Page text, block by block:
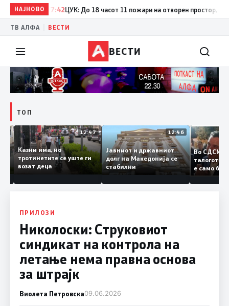
НАЈНОВО
17:42 ЦУК: До 18 часот 11 пожари на отворен простор, од кои
ТВ АЛФА ВЕСТИ
ВЕСТИ
ТОП
12:50
и
12:47
Казни има, но
тротинетите се уште ги
возат деца
12:46
Јавниот и државниот
долг на Македонија се
стабилни
Во
е само
копија
Заев
ПРИЛОЗИ
Николоски: Струковиот
синдикат на контрола на
летање нема правна основа
за штрајк
Виолета Петровска09.06.2026